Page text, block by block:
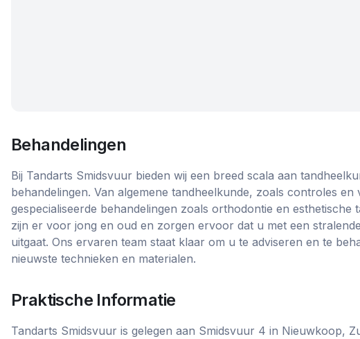
Behandelingen
Bij Tandarts Smidsvuur bieden wij een breed scala aan
behandelingen. Van algemene tandheelkunde, zoals controles en
gespecialiseerde behandelingen zoals orthodontie en esthetische
zijn er voor jong en oud en zorgen ervoor dat u met een
uitgaat. Ons ervaren team staat klaar om u te adviseren en te
nieuwste technieken en materialen.
Praktische Informatie
Tandarts Smidsvuur is gelegen aan Smidsvuur 4 in Nieuwkoop,